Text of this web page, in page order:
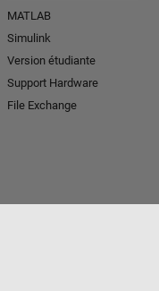
MATLAB
Simulink
Version étudiante
Support Hardware
File Exchange